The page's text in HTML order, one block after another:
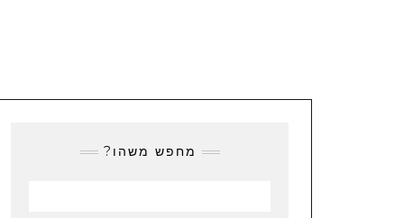
מחפש משהו?